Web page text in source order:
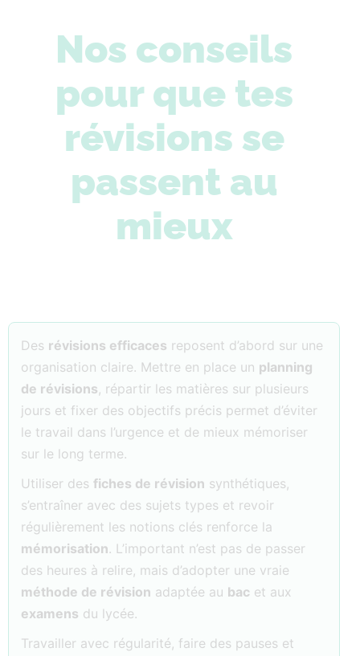
Nos conseils
pour que tes
révisions se
passent au
mieux
Des révisions efficaces reposent d’abord sur une
organisation claire. Mettre en place un planning
de révisions, répartir les matières sur plusieurs
jours et fixer des objectifs précis permet d’éviter
le travail dans l’urgence et de mieux mémoriser
sur le long terme.
Utiliser des fiches de révision synthétiques,
s’entraîner avec des sujets types et revoir
régulièrement les notions clés renforce la
mémorisation. L’important n’est pas de passer
des heures à relire, mais d’adopter une vraie
méthode de révision adaptée au bac et aux
examens du lycée.
Travailler avec régularité, faire des pauses et